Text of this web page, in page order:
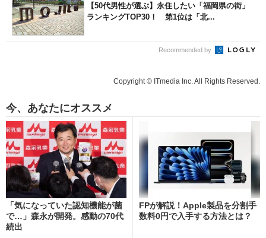
【50代男性が選ぶ】永住したい「福岡県の街」
ランキングTOP30！ 第1位は「北...
Recommended by
Copyright © ITmedia Inc. All Rights Reserved.
今、あなたにオススメ
「気になっていた認知機能が菌
で…」森永が開発。感動の70代
続出
FPが解説！Apple製品を分割手
数料0円で入手する方法とは？